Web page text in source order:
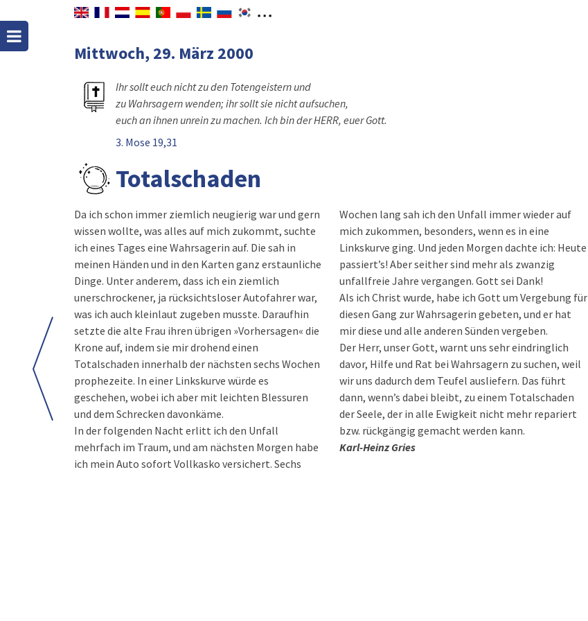
Mittwoch, 29. März 2000
Ihr sollt euch nicht zu den Totengeistern und
zu Wahrsagern wenden; ihr sollt sie nicht aufsuchen,
euch an ihnen unrein zu machen. Ich bin der HERR, euer Gott.
3. Mose 19,31
Totalschaden
Da ich schon immer ziemlich neugierig war und gern
wissen wollte, was alles auf mich zukommt, suchte
ich eines Tages eine Wahrsagerin auf. Die sah in
meinen Händen und in den Karten ganz erstaunliche
Dinge. Unter anderem, dass ich ein ziemlich
unerschrockener, ja rücksichtsloser Autofahrer war,
was ich auch kleinlaut zugeben musste. Daraufhin
setzte die alte Frau ihren übrigen »Vorhersagen« die
Krone auf, indem sie mir drohend einen
Totalschaden innerhalb der nächsten sechs Wochen
prophezeite. In einer Linkskurve würde es
geschehen, wobei ich aber mit leichten Blessuren
und dem Schrecken davonkäme.
In der folgenden Nacht erlitt ich den Unfall
mehrfach im Traum, und am nächsten Morgen habe
ich mein Auto sofort Vollkasko versichert. Sechs
Wochen lang sah ich den Unfall immer wieder auf
mich zukommen, besonders, wenn es in eine
Linkskurve ging. Und jeden Morgen dachte ich: Heute
passiert’s! Aber seither sind mehr als zwanzig
unfallfreie Jahre vergangen. Gott sei Dank!
Als ich Christ wurde, habe ich Gott um Vergebung für
diesen Gang zur Wahrsagerin gebeten, und er hat
mir diese und alle anderen Sünden vergeben.
Der Herr, unser Gott, warnt uns sehr eindringlich
davor, Hilfe und Rat bei Wahrsagern zu suchen, weil
wir uns dadurch dem Teufel ausliefern. Das führt
dann, wenn’s dabei bleibt, zu einem Totalschaden
der Seele, der in alle Ewigkeit nicht mehr repariert
bzw. rückgängig gemacht werden kann.
Karl-Heinz Gries